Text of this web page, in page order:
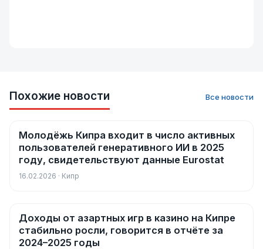
Похожие новости Все новости
Новости
Молодёжь Кипра входит в число активных
пользователей генеративного ИИ в 2025
году, свидетельствуют данные Eurostat
16.02.2026 · Кипр
Новости
Доходы от азартных игр в казино на Кипре
стабильно росли, говорится в отчёте за
2024–2025 годы